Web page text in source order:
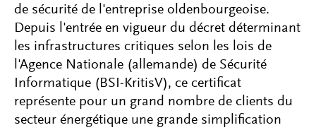
de sécurité de l'entreprise oldenbourgeoise.
Depuis l'entrée en vigueur du décret déterminant
les infrastructures critiques selon les lois de
l'Agence Nationale (allemande) de Sécurité
Informatique (BSI-KritisV), ce certificat
représente pour un grand nombre de clients du
secteur énergétique une grande simplification